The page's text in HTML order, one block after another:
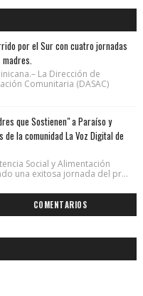
por el Sur con cuatro jornadas
La Dirección de
Comunitaria (DASAC)
que Sostienen" a Paraíso y
la comunidad La Voz Digital de
Social y Alimentación
una exitosa jornada del pr...
COMENTARIOS